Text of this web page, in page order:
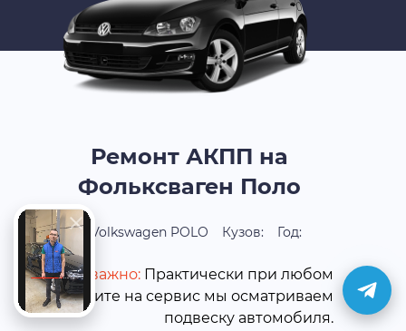
Ремонт АКПП на
Фольксваген Поло
Volkswagen POLO Кузов: Год:
Это важно: Практически при любом
визите на сервис мы осматриваем
подвеску автомобиля.